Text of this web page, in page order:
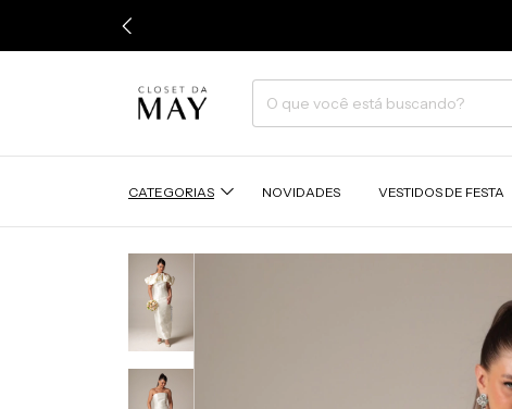
CATEGORIAS NOVIDADES VESTIDOS DE FESTA